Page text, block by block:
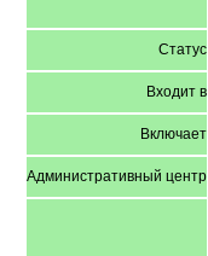
Статус
Входит в
Включает
Административный центр